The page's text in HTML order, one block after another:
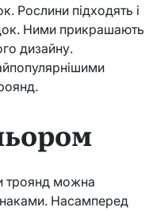
Рослини підходять і
Ними прикрашають
дизайну.
троянд можна
Насамперед